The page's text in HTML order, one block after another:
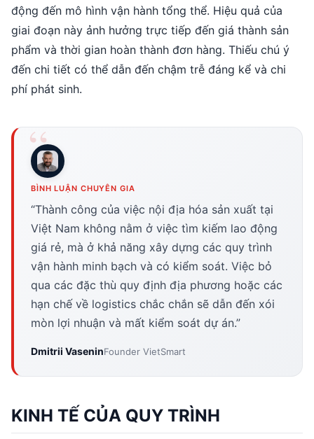
động đến mô hình vận hành tổng thể. Hiệu quả của
giai đoạn này ảnh hưởng trực tiếp đến giá thành sản
phẩm và thời gian hoàn thành đơn hàng. Thiếu chú ý
đến chi tiết có thể dẫn đến chậm trễ đáng kể và chi
phí phát sinh.
BÌNH LUẬN CHUYÊN GIA
“Thành công của việc nội địa hóa sản xuất tại
Việt Nam không nằm ở việc tìm kiếm lao động
giá rẻ, mà ở khả năng xây dựng các quy trình
vận hành minh bạch và có kiểm soát. Việc bỏ
qua các đặc thù quy định địa phương hoặc các
hạn chế về logistics chắc chắn sẽ dẫn đến xói
mòn lợi nhuận và mất kiểm soát dự án.”
Dmitrii VaseninFounder VietSmart
KINH TẾ CỦA QUY TRÌNH